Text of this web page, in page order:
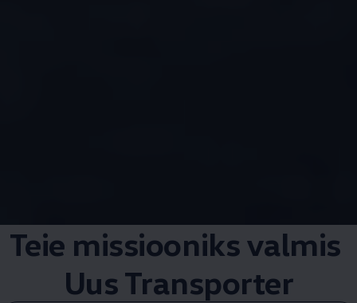
Teie missiooniks valmis
Uus Transporter